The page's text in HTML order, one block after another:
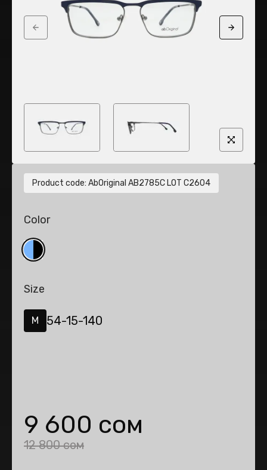
Previous slide Next
Product code: AbOriginal AB2785C LOT C2604
Color
Size
M 54-15-140
9 600 сом
12 800 сом